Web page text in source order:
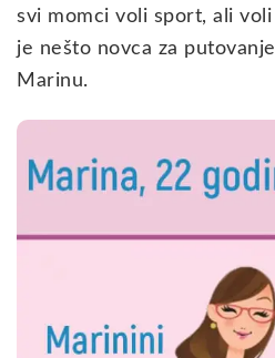
svi momci voli sport, ali
je nešto novca za
Marinu.